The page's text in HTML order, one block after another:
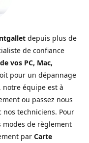
depuis plus de
de confiance
vos PC, Mac,
pour un dépannage
notre équipe est à
ou passez nous
techniciens. Pour
modes de règlement
par Carte